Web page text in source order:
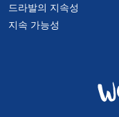
드라발의 지속성
지속 가능성